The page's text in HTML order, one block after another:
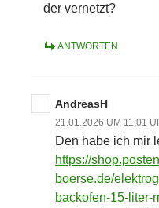
der vernetzt?
ANTWORTEN
AndreasH
21.01.2026 UM 11:01
Den habe ich mir
https://
boerse.de/
backofen-15-liter-